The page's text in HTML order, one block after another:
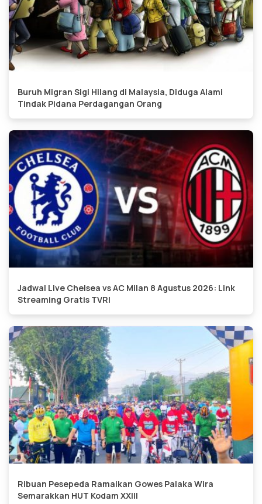
Buruh Migran Sigi Hilang di Malaysia, Diduga Alami
Tindak Pidana Perdagangan Orang
Jadwal Live Chelsea vs AC Milan 8 Agustus 2026: Link
Streaming Gratis TVRI
Ribuan Pesepeda Ramaikan Gowes Palaka Wira
Semarakkan HUT Kodam XXIII